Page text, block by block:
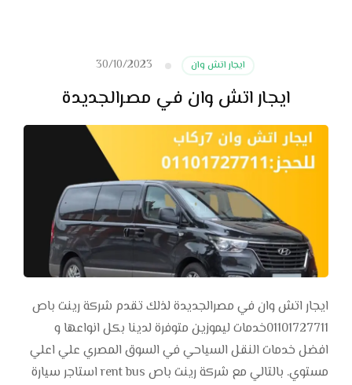
ايجار اتش وان 30/10/2023
ايجار اتش وان في مصرالجديدة
ايجار اتش وان في مصرالجديدة لذلك تقدم شركة رينت باص
01101727711خدمات ليموزين متوفرة لدينا بكل انواعها و
افضل خدمات النقل السياحي في السوق المصري علي اعلي
مستوي. بالتالي مع شركة رينت باص rent bus استاجر سيارة